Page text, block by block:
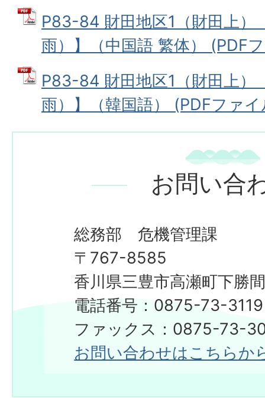
P83-84 財田地区1（財田上）
雨）】（中国語 繁体） (PDF
P83-84 財田地区1（財田上）
雨）】（韓国語） (PDFファ
お問い合
総務部 危機管理課
〒767-8585
香川県三豊市高瀬町下勝
電話番号：0875-73-3119
ファックス：0875-73-
お問い合わせはこちらか